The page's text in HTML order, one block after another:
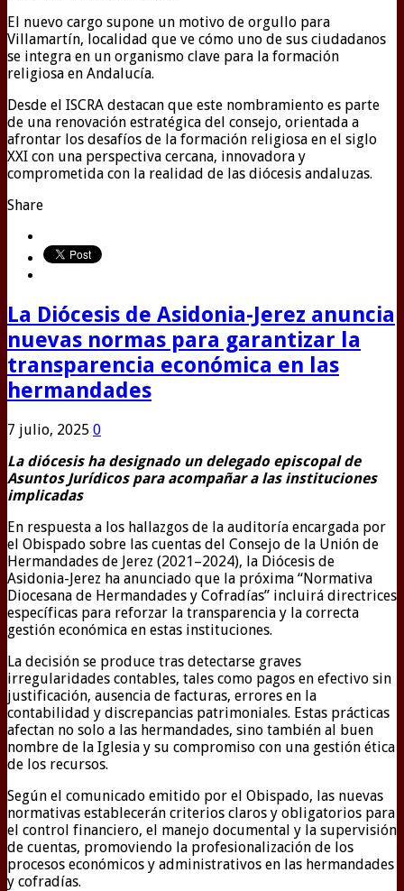
El nuevo cargo supone un motivo de orgullo para
Villamartín, localidad que ve cómo uno de sus ciudadanos
se integra en un organismo clave para la formación
religiosa en Andalucía.
Desde el ISCRA destacan que este nombramiento es parte
de una renovación estratégica del consejo, orientada a
afrontar los desafíos de la formación religiosa en el siglo
XXI con una perspectiva cercana, innovadora y
comprometida con la realidad de las diócesis andaluzas.
Share
La Diócesis de Asidonia-Jerez anuncia
nuevas normas para garantizar la
transparencia económica en las
hermandades
7 julio, 2025 0
La diócesis ha designado un delegado episcopal de
Asuntos Jurídicos para acompañar a las instituciones
implicadas
En respuesta a los hallazgos de la auditoría encargada por
el Obispado sobre las cuentas del Consejo de la Unión de
Hermandades de Jerez (2021–2024), la Diócesis de
Asidonia-Jerez ha anunciado que la próxima “Normativa
Diocesana de Hermandades y Cofradías” incluirá directrices
específicas para reforzar la transparencia y la correcta
gestión económica en estas instituciones.
La decisión se produce tras detectarse graves
irregularidades contables, tales como pagos en efectivo sin
justificación, ausencia de facturas, errores en la
contabilidad y discrepancias patrimoniales. Estas prácticas
afectan no solo a las hermandades, sino también al buen
nombre de la Iglesia y su compromiso con una gestión ética
de los recursos.
Según el comunicado emitido por el Obispado, las nuevas
normativas establecerán criterios claros y obligatorios para
el control financiero, el manejo documental y la supervisión
de cuentas, promoviendo la profesionalización de los
procesos económicos y administrativos en las hermandades
y cofradías.